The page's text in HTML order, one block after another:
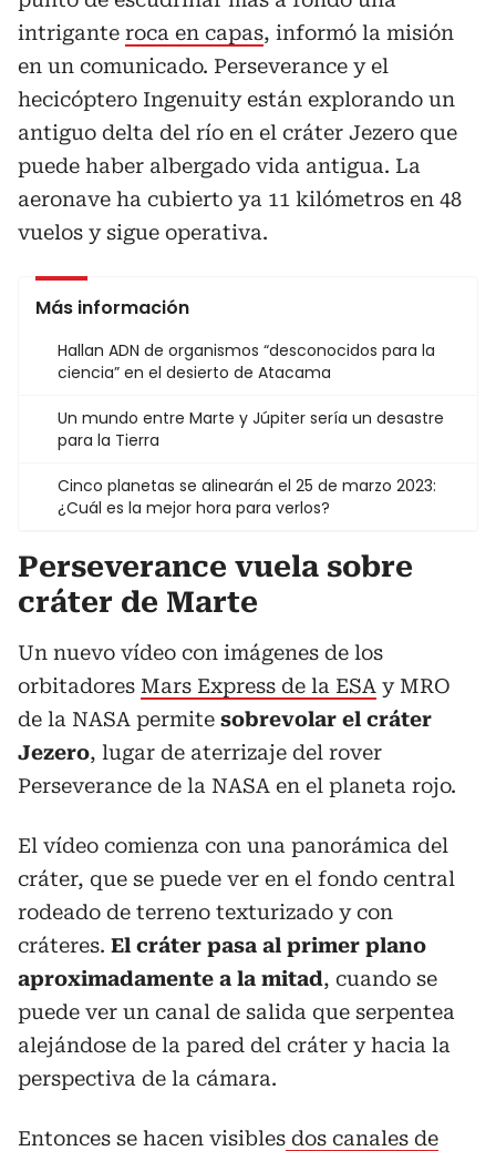
intrigante roca en capas, informó la misión
en un comunicado. Perseverance y el
hecicóptero Ingenuity están explorando un
antiguo delta del río en el cráter Jezero que
puede haber albergado vida antigua. La
aeronave ha cubierto ya 11 kilómetros en 48
vuelos y sigue operativa.
Más información
Hallan ADN de organismos “desconocidos para la
ciencia” en el desierto de Atacama
Un mundo entre Marte y Júpiter sería un desastre
para la Tierra
Cinco planetas se alinearán el 25 de marzo 2023:
¿Cuál es la mejor hora para verlos?
Perseverance vuela sobre
cráter de Marte
Un nuevo vídeo con imágenes de los
orbitadores Mars Express de la ESA y MRO
de la NASA permite sobrevolar el cráter
Jezero, lugar de aterrizaje del rover
Perseverance de la NASA en el planeta rojo.
El vídeo comienza con una panorámica del
cráter, que se puede ver en el fondo central
rodeado de terreno texturizado y con
cráteres. El cráter pasa al primer plano
aproximadamente a la mitad, cuando se
puede ver un canal de salida que serpentea
alejándose de la pared del cráter y hacia la
perspectiva de la cámara.
Entonces se hacen visibles dos canales de